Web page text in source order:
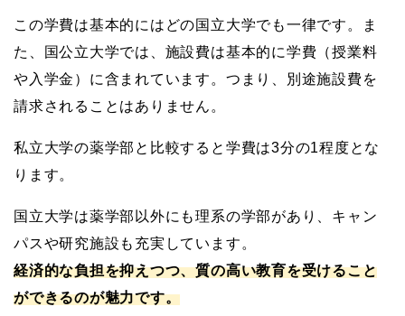
この学費は基本的にはどの国立大学でも一律です。ま
た、国公立大学では、施設費は基本的に学費（授業料
や入学金）に含まれています。つまり、別途施設費を
請求されることはありません。
私立大学の薬学部と比較すると学費は3分の1程度とな
ります。
国立大学は薬学部以外にも理系の学部があり、キャン
パスや研究施設も充実しています。
経済的な負担を抑えつつ、質の高い教育を受けること
ができるのが魅力です。